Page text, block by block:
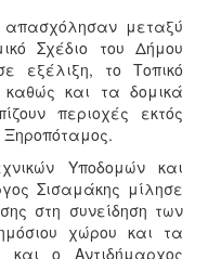
απασχόλησαν μεταξύ
Σχέδιο του Δήμου
εξέλιξη, το Τοπικό
καθώς και τα δομικά
περιοχές εκτός
Ξηροπόταμος.
Υποδομών και
Σισαμάκης μίλησε
στη συνείδηση των
χώρου και τα
και ο Αντιδήμαρχος